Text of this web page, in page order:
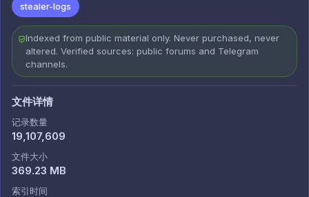
stealer-logs
Indexed from public material only. Never purchased, never
altered. Verified sources: public forums and Telegram
channels.
文件详情
记录数量
19,107,609
文件大小
369.23 MB
索引时间